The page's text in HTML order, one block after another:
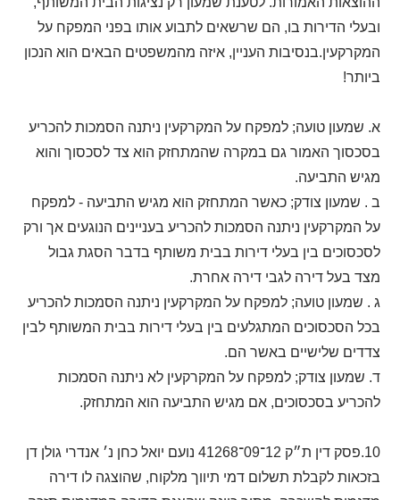
ובעלי הדירות בו, הם שרשאים לתבוע אותו בפני המפקח על
המקרקעין.בנסיבות העניין, איזה מהמשפטים הבאים הוא הנכון
ביותר!
א. שמעון טועה; למפקח על המקרקעין ניתנה הסמכות להכריע
בסכסוך האמור גם במקרה שהמתחזק הוא צד לסכסוך והוא
מגיש התביעה.
ב . שמעון צודק; כאשר המתחזק הוא מגיש התביעה - למפקח
על המקרקעין ניתנה הסמכות להכריע בעניינים הנוגעים אך ורק
לסכסוכים בין בעלי דירות בבית משותף בדבר הסגת גבול
מצד בעל דירה לגבי דירה אחרת.
ג . שמעון טועה; למפקח על המקרקעין ניתנה הסמכות להכריע
בכל הסכסוכים המתגלעים בין בעלי דירות בבית המשותף לבין
צדדים שלישיים באשר הם.
ד. שמעון צודק; למפקח על המקרקעין לא ניתנה הסמכות
להכריע בסכסוכים, אם מגיש התביעה הוא המתחזק.
10.פסק דין ת״ק 12־09־41268 נועם יואל כחן נ׳ אנדרי גולן דן
בזכאות לקבלת תשלום דמי תיווך מלקוח, שהוצגה לו דירה